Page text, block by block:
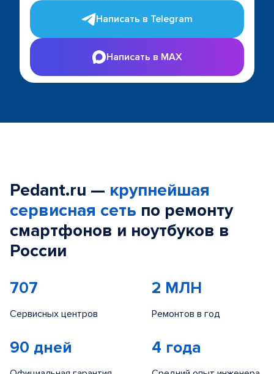
Написать в Telegram
Написать в MAX
Pedant.ru — крупнейшая
сервисная сеть по ремонту
смартфонов и ноутбуков в
России
707
Сервисных центров
2 МЛН
Ремонтов в год
90 дней 4 года